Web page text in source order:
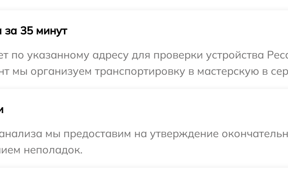
35 минут
по указанному адресу для проверки устройства
мы организуем транспортировку в мастерскую в
мы предоставим на утверждение
неполадок.